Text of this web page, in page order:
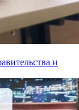
и